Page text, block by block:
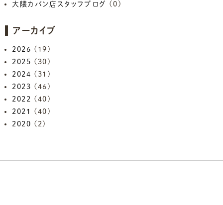
大隈カバン店スタッフブログ
(0)
アーカイブ
2026 (19)
2025 (30)
2024 (31)
2023 (46)
2022
(40)
2021
(40)
2020 (2)